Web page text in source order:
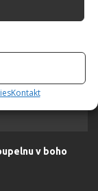
Kontakt
v boho